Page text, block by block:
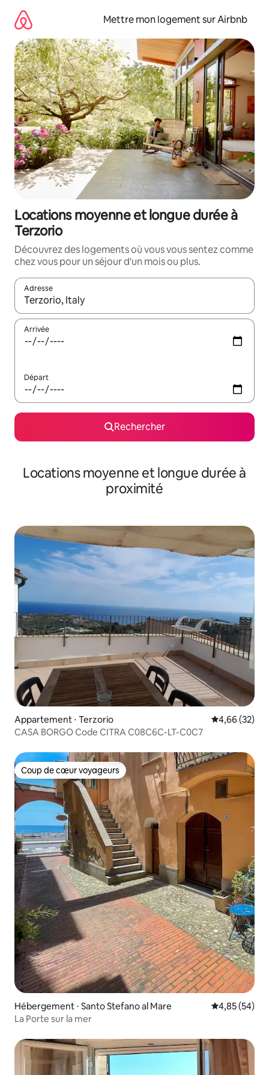
directement
contenu
Mettre mon logement sur Airbnb
Locations moyenne et longue durée à
Terzorio
Découvrez des logements où vous vous sentez comme
chez vous pour un séjour d'un mois ou plus.
Adresse
Lorsque les résultats s'affichent, utilisez les flèches vers le
Arrivée
Départ
Rechercher
Locations moyenne et longue durée à
proximité
Appartement ⋅ Terzorio Évaluation
4,66 (32)
CASA BORGO Code CITRA C08C6C-LT-C0C7
Coup de cœur voyageurs
Coup de cœur voyageurs
Hébergement ⋅ Santo Stefano al Mare Évaluation
4,85 (54)
La Porte sur la mer